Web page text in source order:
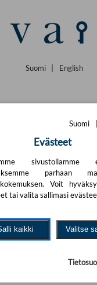
Suomi English
haku
ei löytynyt. Yritä uutta
määrällä
Suomi |
Evästeet
sivustollamme
parhaan
Voit
tai valita sallimasi
kaikki Valitse